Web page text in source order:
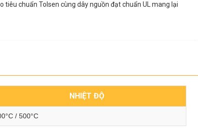
tiêu chuẩn Tolsen cùng dây nguồn đạt chuẩn UL mang lại
NHIỆT ĐỘ
/ 500°C